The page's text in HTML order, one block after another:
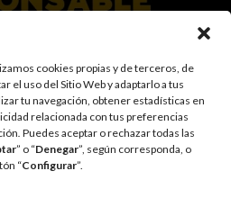
cookies propias y de terceros, de
el uso del Sitio Web y adaptarlo a tus
tu navegación, obtener estadísticas en
relacionada con tus preferencias
. Puedes aceptar o rechazar todas las
” o “Denegar”, según corresponda, o
“Configurar”.
actitud responsable hacia el juego,
transparente para nuestros clientes y
para que el juego sea siempre diversión y
vía para afrontar problemas económicos
a menores de 18 años y a las
a los registros de prohibición y/o
También trabajamos para reforzar una
sobre los posibles trastornos